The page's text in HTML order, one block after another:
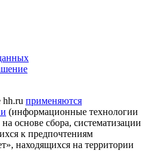
применяются
(информационные технологии
основе сбора, систематизации
к предпочтениям
находящихся на территории